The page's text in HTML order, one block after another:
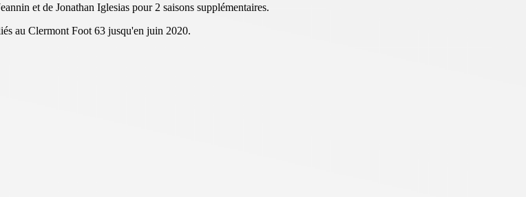
et de Jonathan Iglesias pour 2 saisons supplémentaires.
au Clermont Foot 63 jusqu'en juin 2020.